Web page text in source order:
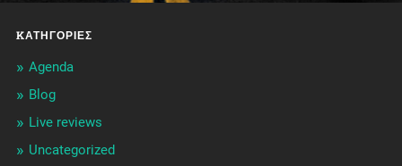
KΑΤΗΓΟΡΊΕΣ
Agenda
Blog
Live reviews
Uncategorized